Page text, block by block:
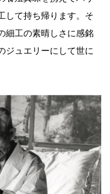
して持ち帰ります。そ
細工の素晴しさに感銘
ジュエリーにして世に